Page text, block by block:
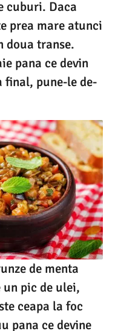
cuburi. Daca
prea mare atunci
doua transe.
pana ce devin
final, pune-le de-
de menta
pic de ulei,
ceapa la foc
pana ce devine